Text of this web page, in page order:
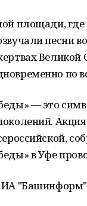
площади,
песни
Великой
по
— это
в Уфе
ИА